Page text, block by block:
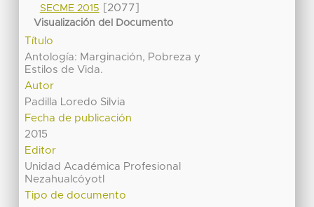
SECME 2015
[2077]
Visualización del Documento
Título
Antología: Marginación, Pobreza y
Estilos de Vida.
Autor
Padilla Loredo Silvia
Fecha de publicación
2015
Editor
Unidad Académica Profesional
Nezahualcóyotl
Tipo de documento